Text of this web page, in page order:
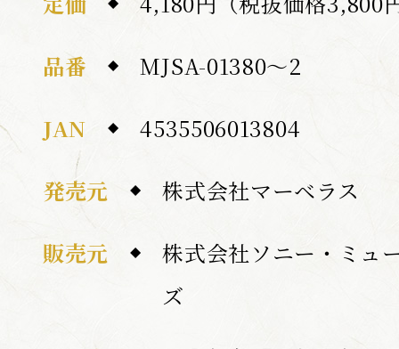
品番
MJSA-01380～2
JAN
4535506013804
発売元
株式会社マーベラス
販売元
株式会社ソニー・ミュ
ズ